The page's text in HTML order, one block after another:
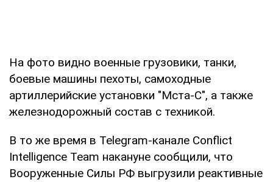
На фото видно военные грузовики, танки,
боевые машины пехоты, самоходные
артиллерийские установки "Мста-С", а также
железнодорожный состав с техникой.
В то же время в Telegram-канале Conflict
Intelligence Team накануне сообщили, что
Вооруженные Силы РФ выгрузили реактивные